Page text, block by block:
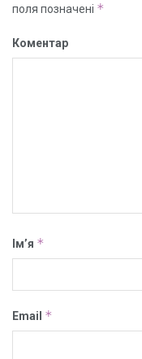
поля позначені *
Коментар
Ім’я *
Email *